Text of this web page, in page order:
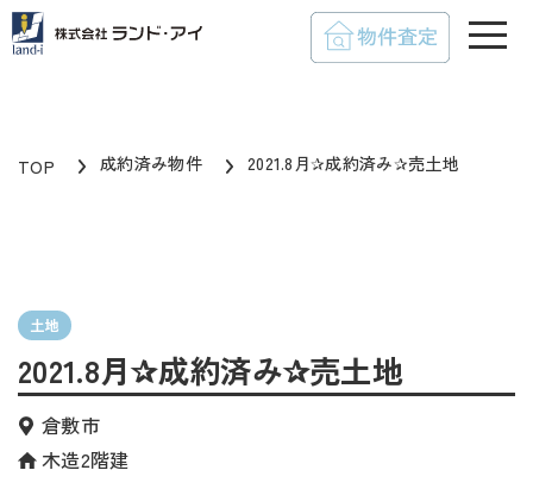
TOP 成約済み物件 2021.8月✰成約済み✰売土地
土地
2021.8月✰成約済み✰売土地
倉敷市
木造2階建